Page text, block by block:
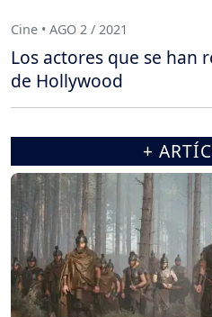
Cine • AGO 2 / 2021
Los actores que se han
de Hollywood
+